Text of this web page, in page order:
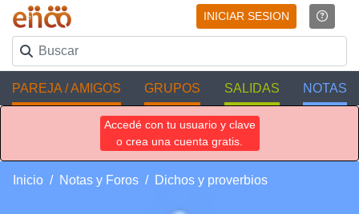
INICIAR SESION
PAREJA / AMIGOS GRUPOS SALIDAS NOTAS
Accedé con tu usuario y clave
o crea una cuenta gratis.
Inicio Notas y Foros Dichos y proverbios